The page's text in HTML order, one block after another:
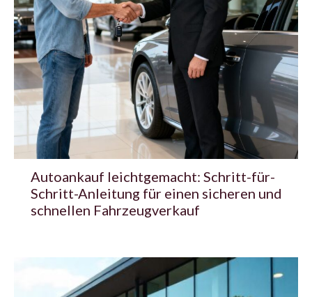
Autoankauf leichtgemacht: Schritt-für-
Schritt-Anleitung für einen sicheren und
schnellen Fahrzeugverkauf